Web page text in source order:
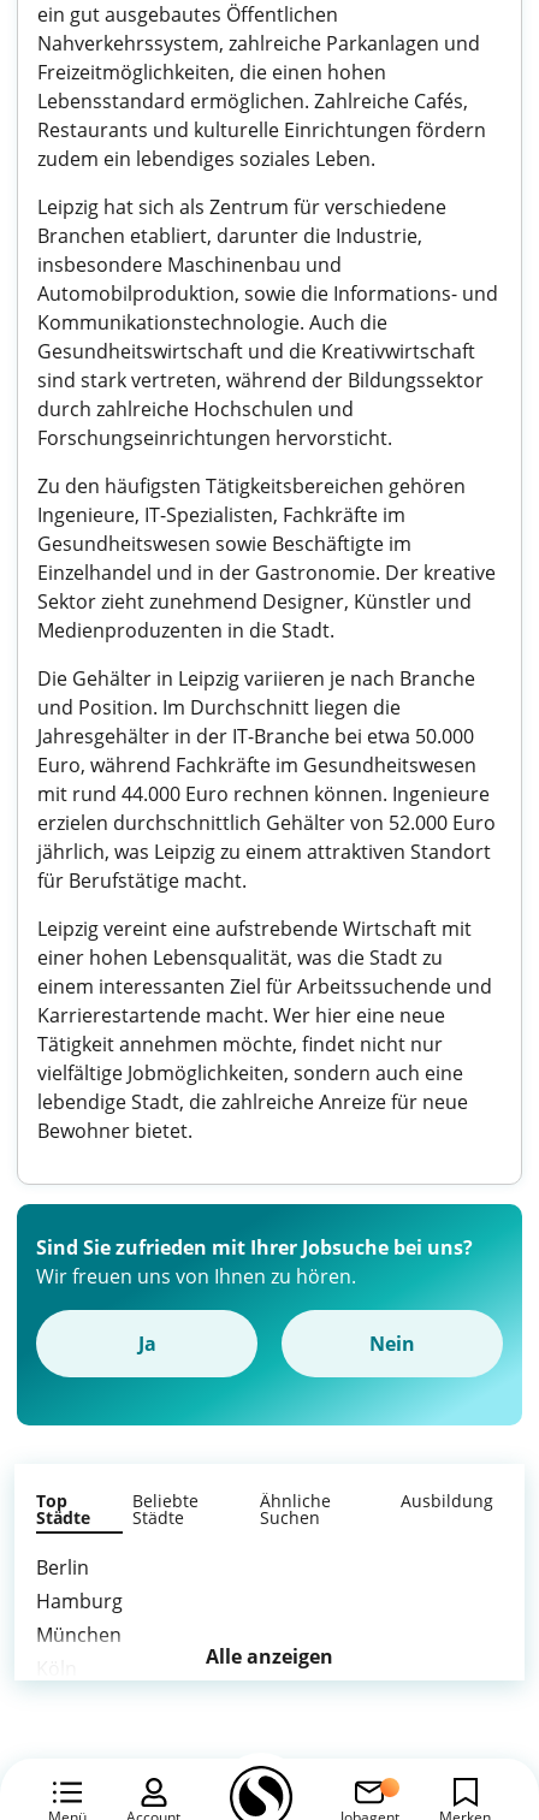
ein gut ausgebautes Öffentlichen
Nahverkehrssystem, zahlreiche Parkanlagen und
Freizeitmöglichkeiten, die einen hohen
Lebensstandard ermöglichen. Zahlreiche Cafés,
Restaurants und kulturelle Einrichtungen fördern
zudem ein lebendiges soziales Leben.
Leipzig hat sich als Zentrum für verschiedene
Branchen etabliert, darunter die Industrie,
insbesondere Maschinenbau und
Automobilproduktion, sowie die Informations- und
Kommunikationstechnologie. Auch die
Gesundheitswirtschaft und die Kreativwirtschaft
sind stark vertreten, während der Bildungssektor
durch zahlreiche Hochschulen und
Forschungseinrichtungen hervorsticht.
Zu den häufigsten Tätigkeitsbereichen gehören
Ingenieure, IT-Spezialisten, Fachkräfte im
Gesundheitswesen sowie Beschäftigte im
Einzelhandel und in der Gastronomie. Der kreative
Sektor zieht zunehmend Designer, Künstler und
Medienproduzenten in die Stadt.
Die Gehälter in Leipzig variieren je nach Branche
und Position. Im Durchschnitt liegen die
Jahresgehälter in der IT-Branche bei etwa 50.000
Euro, während Fachkräfte im Gesundheitswesen
mit rund 44.000 Euro rechnen können. Ingenieure
erzielen durchschnittlich Gehälter von 52.000 Euro
jährlich, was Leipzig zu einem attraktiven Standort
für Berufstätige macht.
Leipzig vereint eine aufstrebende Wirtschaft mit
einer hohen Lebensqualität, was die Stadt zu
einem interessanten Ziel für Arbeitssuchende und
Karrierestartende macht. Wer hier eine neue
Tätigkeit annehmen möchte, findet nicht nur
vielfältige Jobmöglichkeiten, sondern auch eine
lebendige Stadt, die zahlreiche Anreize für neue
Bewohner bietet.
Sind Sie zufrieden mit Ihrer Jobsuche bei uns?
Wir freuen uns von Ihnen zu hören.
Ja Nein
Top
Städte
Beliebte
Städte
Ähnliche
Suchen
Ausbildung
Berlin
Hamburg
München
Dortmund
Alle anzeigen